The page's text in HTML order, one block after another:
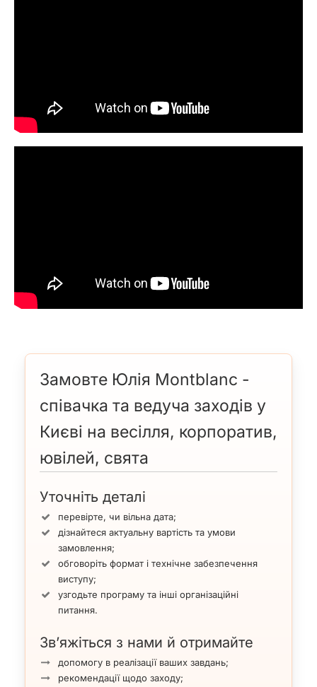
Замовте Юлія Montblanc -
співачка та ведуча заходів у
Києві на весілля, корпоратив,
ювілей, свята
Уточніть деталі
перевірте, чи вільна дата;
дізнайтеся актуальну вартість та умови
замовлення;
обговоріть формат і технічне забезпечення
виступу;
узгодьте програму та інші організаційні
питання.
Зв’яжіться з нами й отримайте
допомогу в реалізації ваших завдань;
рекомендації щодо заходу;